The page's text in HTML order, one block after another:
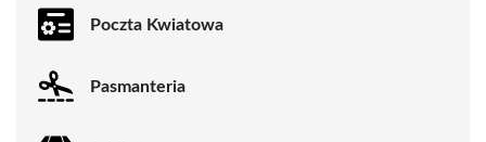
Poczta Kwiatowa
Pasmanteria